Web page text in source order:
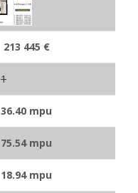
213 445 €
1
36.40 mpu
75.54 mpu
18.94 mpu